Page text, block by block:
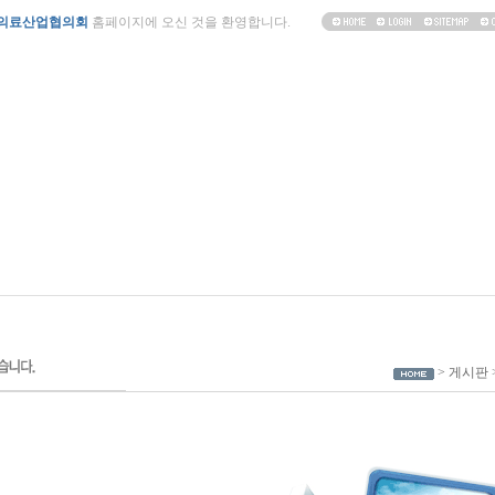
료산업협의회 홈페이지에 오신 것을 환영합니다.
> 게시판